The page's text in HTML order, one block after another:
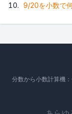
9/20を小数で
分数から小数計算機